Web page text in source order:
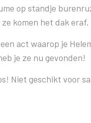
op standje
komen het dak eraf.
act waarop je
je ze nu gevonden!
Niet geschikt voor